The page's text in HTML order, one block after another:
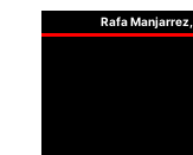
Rafa